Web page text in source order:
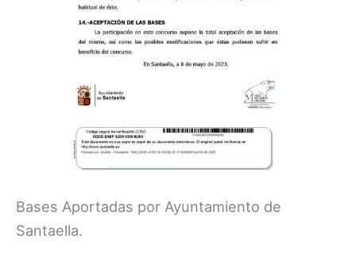
Bases Aportadas por Ayuntamiento de
Santaella.